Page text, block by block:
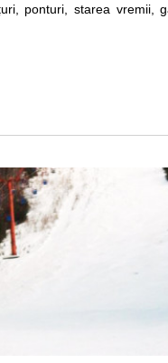
ponturi, starea vremii,